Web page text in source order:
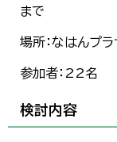
まで
場所：なはんプ
参加者：22名
検討内容